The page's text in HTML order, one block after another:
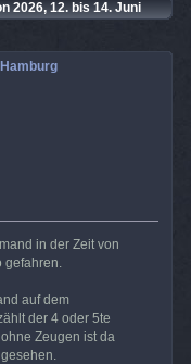
2026, 12. bis 14. Juni
in der Zeit von
auf dem
der 4 oder 5te
Zeugen ist da